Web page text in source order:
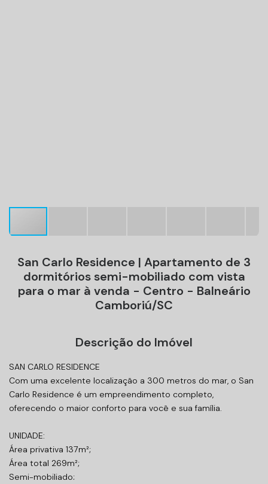
San Carlo Residence | Apartamento de 3
dormitórios semi-mobiliado com vista
para o mar à venda - Centro - Balneário
Camboriú/SC
Descrição do Imóvel
SAN CARLO RESIDENCE
Com uma excelente localização a 300 metros do mar, o San
Carlo Residence é um empreendimento completo,
oferecendo o maior conforto para você e sua família.
UNIDADE:
Área privativa 137m²;
Área total 269m²;
Semi-mobiliado;